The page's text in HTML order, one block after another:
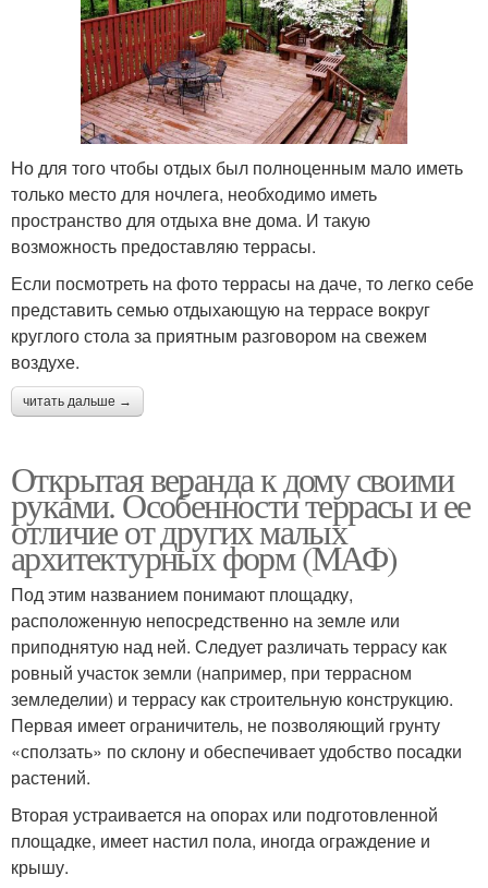
Но для того чтобы отдых был полноценным мало иметь
только место для ночлега, необходимо иметь
пространство для отдыха вне дома. И такую
возможность предоставляю террасы.
Если посмотреть на фото террасы на даче, то легко себе
представить семью отдыхающую на террасе вокруг
круглого стола за приятным разговором на свежем
воздухе.
читать дальше →
Открытая веранда к дому своими
руками. Особенности террасы и ее
отличие от других малых
архитектурных форм (МАФ)
Под этим названием понимают площадку,
расположенную непосредственно на земле или
приподнятую над ней. Следует различать террасу как
ровный участок земли (например, при террасном
земледелии) и террасу как строительную конструкцию.
Первая имеет ограничитель, не позволяющий грунту
«сползать» по склону и обеспечивает удобство посадки
растений.
Вторая устраивается на опорах или подготовленной
площадке, имеет настил пола, иногда ограждение и
крышу.